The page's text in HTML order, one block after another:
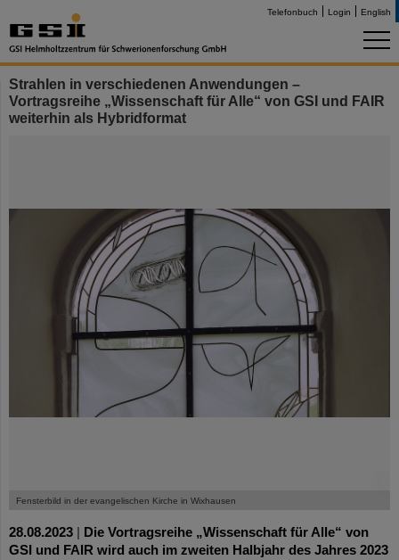
Telefonbuch Login English
Strahlen in verschiedenen Anwendungen –
Vortragsreihe „Wissenschaft für Alle“ von GSI und FAIR
weiterhin als Hybridformat
Fensterbild in der evangelischen Kirche in Wixhausen
28.08.2023
Die Vortragsreihe „Wissenschaft für Alle“ von
GSI und FAIR wird auch im zweiten Halbjahr des Jahres 2023